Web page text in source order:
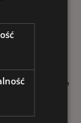
domu pacjenta.
dla dalszego
Taka
jest nie
pacjentów.
do dyspozycji